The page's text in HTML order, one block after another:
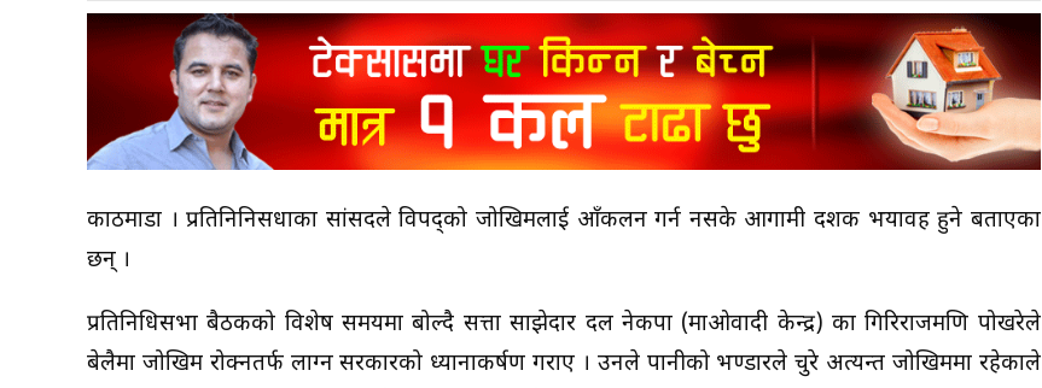
काठमाडौँ । प्रतिनिनिसधाका सांसदले विपद्को जोखिमलाई आँकलन गर्न नसके आगामी दशक भयावह हुने बताएका
छन् ।
प्रतिनिधिसभा बैठकको विशेष समयमा बोल्दै सत्ता साझेदार दल नेकपा (माओवादी केन्द्र) का गिरिराजमणि पोखरेले
बेलैमा जोखिम रोक्नतर्फ लाग्न सरकारको ध्यानाकर्षण गराए । उनले पानीको भण्डारले चुरे अत्यन्त जोखिममा रहेकाले